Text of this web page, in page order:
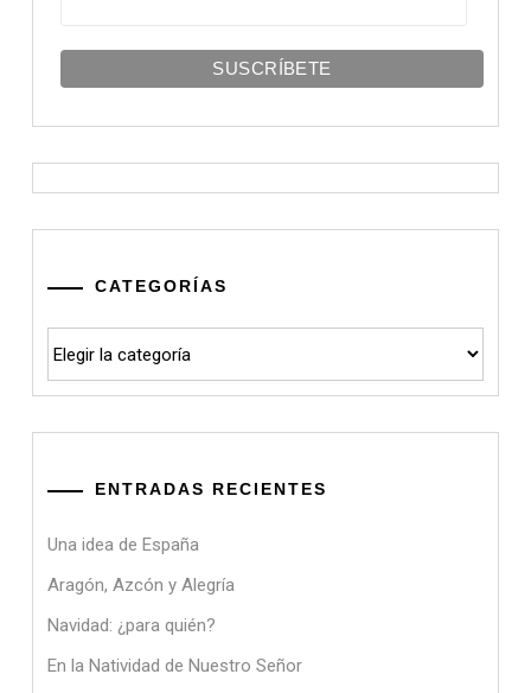
CATEGORÍAS
ENTRADAS RECIENTES
Una idea de España
Aragón, Azcón y Alegría
Navidad: ¿para quién?
En la Natividad de Nuestro Señor